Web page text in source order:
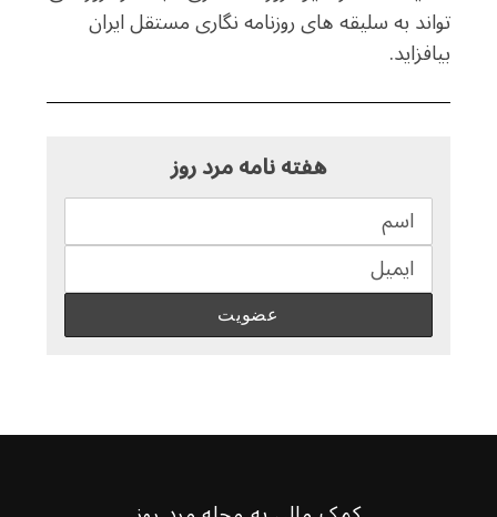
تواند به سلیقه های روزنامه نگاری مستقل ایران
بیافزاید.
هفته نامه مرد روز